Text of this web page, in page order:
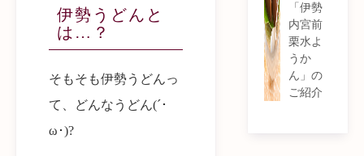
伊勢うどんと
は…？
そもそも伊勢うどんっ
て、どんなうどん(´･
ω･)?
「伊勢
内宮前
栗水よ
うか
ん」の
ご紹介